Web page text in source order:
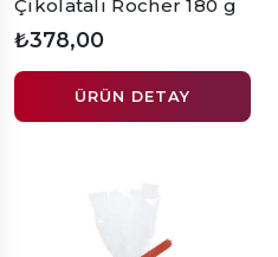
Çikolatalı Rocher 180 g
₺378,00
ÜRÜN DETAY